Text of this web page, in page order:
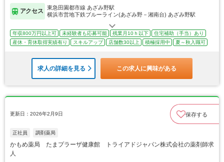
アクセス
東急田園都市線 あざみ野駅
横浜市営地下鉄ブルーライン(あざみ野－湘南台) あざみ野駅
年収800万円以上可 未経験者も応募可能 残業月10ｈ以下
住宅補助（手当）あり
産休・育休取得実績有り
スキルアップ 店舗数30以上 積極採用中 夏～秋入職可
求人の詳細を見る この求人に興味がある
更新日：2026年2月9日 保存する
正社員 調剤薬局
かもめ薬局 たまプラーザ健康館 トライアドジャパン株式会社の薬剤師求
人